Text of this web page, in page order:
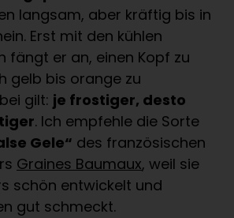
langsam, aber kräftig bis in
Erst mit den kühlen
fängt er an, einen Kopf zu
gelb bis orange zu
gilt: je frostiger, desto
. Ich empfehle die Sorte
Gele“ des französischen
Graines Baumaux, weil sie
schön entwickelt und
gut schmeckt.